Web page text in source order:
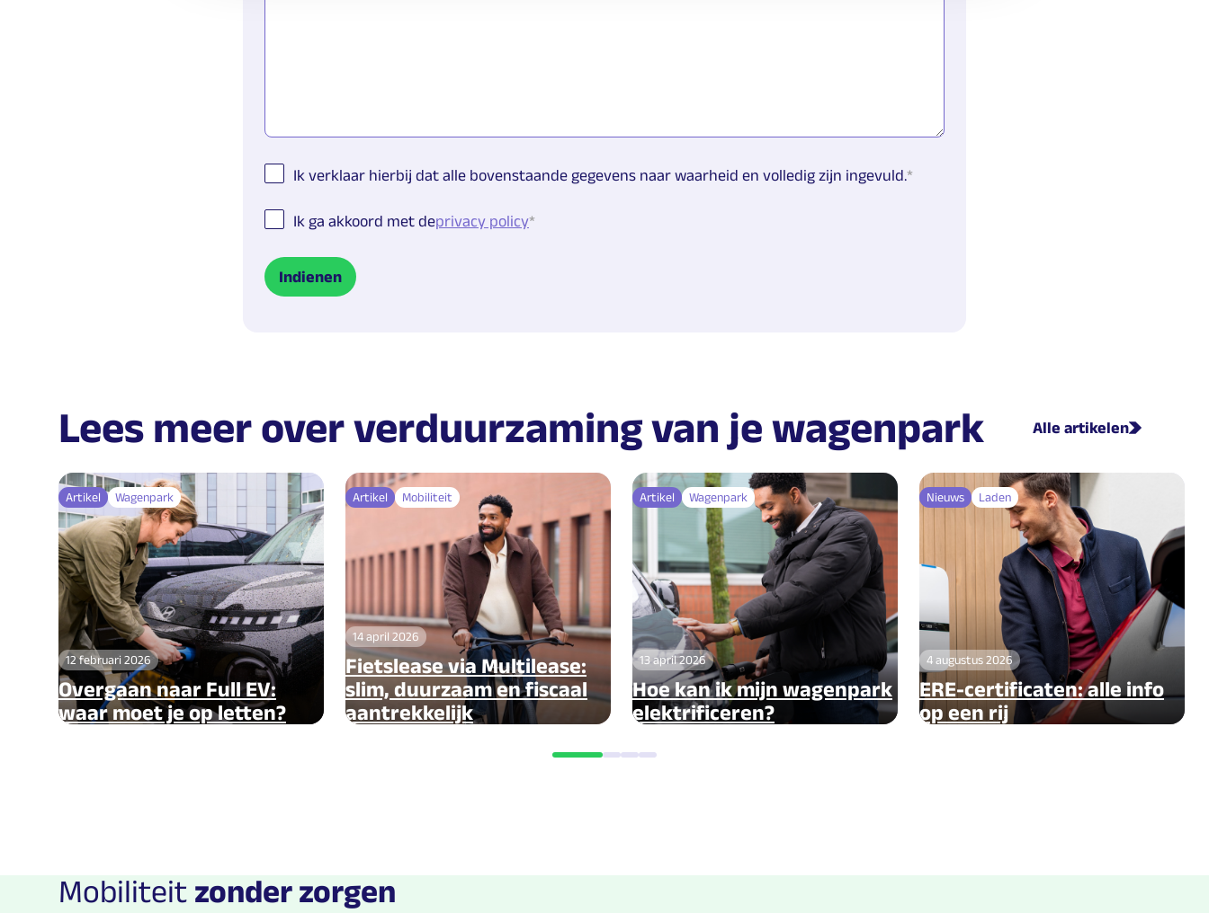
Ik verklaar hierbij dat alle bovenstaande gegevens naar waarheid en volledig zijn ingevuld.
Ik ga akkoord met deprivacy policy
Lees meer over verduurzaming van je wagenpark Alle artikelen
Overgaan naar Full EV:
waar moet je op letten?
12 februari 2026
Artikel Wagenpark
Fietslease via Multilease:
slim, duurzaam en fiscaal
aantrekkelijk
14 april 2026
Artikel Mobiliteit
Hoe kan ik mijn wagenpark
elektrificeren?
13 april 2026
Artikel Wagenpark
ERE-certificaten: alle info
op een rij
4 augustus 2026
Nieuws Laden
Mobiliteit zonder zorgen